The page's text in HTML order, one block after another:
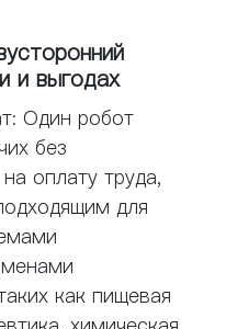
и выгодах
Один робот
без
оплату труда,
для
как пищевая